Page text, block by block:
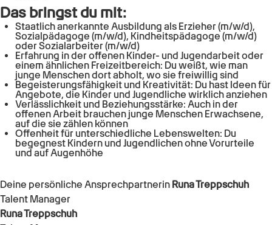
Das bringst du mit:
Staatlich anerkannte Ausbildung als Erzieher (m/w/d),
Sozialpädagoge (m/w/d), Kindheitspädagoge (m/w/d)
oder Sozialarbeiter (m/w/d)
Erfahrung in der offenen Kinder- und Jugendarbeit oder
einem ähnlichen Freizeitbereich: Du weißt, wie man
junge Menschen dort abholt, wo sie freiwillig sind
Begeisterungsfähigkeit und Kreativität: Du hast Ideen für
Angebote, die Kinder und Jugendliche wirklich anziehen
Verlässlichkeit und Beziehungsstärke: Auch in der
offenen Arbeit brauchen junge Menschen Erwachsene,
auf die sie zählen können
Offenheit für unterschiedliche Lebenswelten: Du
begegnest Kindern und Jugendlichen ohne Vorurteile
und auf Augenhöhe
Deine persönliche Ansprechpartnerin Runa Treppschuh
Talent Manager
Runa Treppschuh